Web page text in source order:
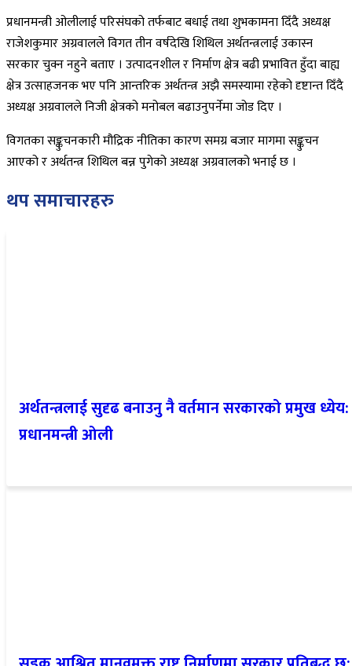
प्रधानमन्त्री ओलीलाई परिसंघको तर्फबाट बधाई तथा शुभकामना दिँदै अध्यक्ष
राजेशकुमार अग्रवालले विगत तीन वर्षदेखि शिथिल अर्थतन्त्रलाई उकास्न
सरकार चुक्न नहुने बताए । उत्पादनशील र निर्माण क्षेत्र बढी प्रभावित हुँदा बाह्य
क्षेत्र उत्साहजनक भए पनि आन्तरिक अर्थतन्त्र अझै समस्यामा रहेको दृष्टान्त दिँदै
अध्यक्ष अग्रवालले निजी क्षेत्रको मनोबल बढाउनुपर्नेमा जोड दिए ।
विगतका सङ्कुचनकारी मौद्रिक नीतिका कारण समग्र बजार मागमा सङ्कुचन
आएको र अर्थतन्त्र शिथिल बन्न पुगेको अध्यक्ष अग्रवालको भनाई छ ।
थप समाचारहरु
अर्थतन्त्रलाई सुदृढ बनाउनु नै वर्तमान सरकारको प्रमुख ध्येय:
प्रधानमन्त्री ओली